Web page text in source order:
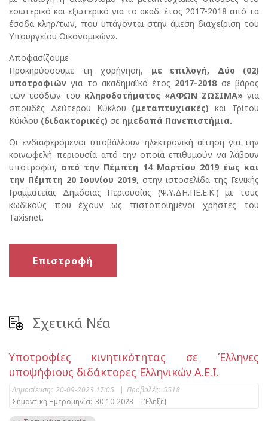
εσωτερικό και εξωτερικό για το ακαδ. έτος 2017-2018 από τα
έσοδα κληρ/των, που υπάγονται στην άμεση διαχείριση του
Υπουργείου Οικονομικών».
Aποφασίζουμε
Προκηρύσσουμε τη χορήγηση, με επιλογή, Δύο (02)
υποτροφιών για το ακαδημαϊκό έτος 2017-2018 σε βάρος
των εσόδων του κληροδοτήματος «ΑΦΩΝ ΖΩΣΙΜΑ» για
σπουδές Δεύτερου Κύκλου (μεταπτυχιακές) και Τρίτου
Κύκλου (διδακτορικές) σε ημεδαπά Πανεπιστήμια.
Οι ενδιαφερόμενοι υποβάλλουν ηλεκτρονική αίτηση για την
κοινωφελή περιουσία από την οποία επιθυμούν να λάβουν
υποτροφία, από την Πέμπτη 14 Μαρτίου 2019 έως και
την Πέμπτη 20 Ιουνίου 2019, στην ιστοσελίδα της Γενικής
Γραμματείας Δημόσιας Περιουσίας (Ψ.Υ.ΔΗ.ΠΕ.Ε.Κ.) με τους
κωδικούς που έχουν ως πιστοποιημένοι χρήστες του
Taxisnet.
Επιστροφή
Σχετικά Νέα
Υποτροφίες κινητικότητας σε Έλληνες
υποψήφιους διδάκτορες Ελληνικών Α.Ε.Ι.
Δημοσίευση: 20-09-2023 17:05 | Προβολές: 5518
Σημαντική Ημερομηνία: 30-10-2023
[Έληξε]